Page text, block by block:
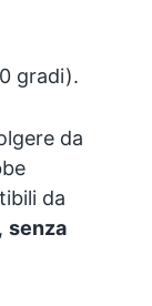
gradi).
da
da
senza